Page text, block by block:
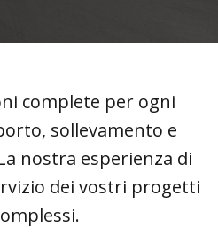
complete per ogni
sollevamento e
nostra esperienza di
dei vostri progetti